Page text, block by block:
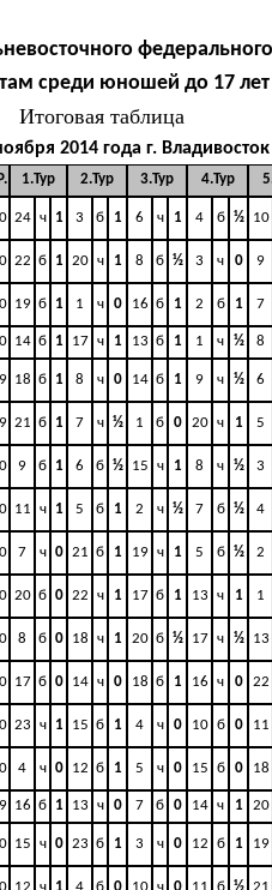
среди юношей до 17 лет
Итоговая таблица
2014 года г. Владивосток
1.Тур 2.Тур 3.Тур 4.Тур
24 ч 1 3 б 1 6 ч 1 4 б ½ 10
22 б 1 20 ч 1 8 б ½ 3 ч 0 9
19 б 1 1 ч 0 16 б 1 2 б 1 7
14 б 1 17 ч 1 13 б 1 1 ч ½ 8
18 б 1 8 ч 0 14 б 1 9 ч ½ 6
21 б 1 7 ч ½ 1 б 0 20 ч 1 5
9 б 1 6 б ½ 15 ч 1 8 ч ½ 3
11 ч 1 5 б 1 2 ч ½ 7 б ½ 4
7 ч 0 21 б 1 19 ч 1 5 б ½ 2
20 б 0 22 ч 1 17 б 1 13 ч 1 1
8 б 0 18 ч 1 20 б ½ 17 ч ½ 13
17 б 0 14 ч 0 18 б 1 16 ч 0 22
23 ч 1 15 б 1 4 ч 0 10 б 0 11
4 ч 0 12 б 1 5 ч 0 15 б 0 18
16 б 1 13 ч 0 7 б 0 14 ч 1 20
15 ч 0 23 б 1 3 ч 0 12 б 1 19
12 ч 1 4 б 0 10 ч 0 11 б ½ 21